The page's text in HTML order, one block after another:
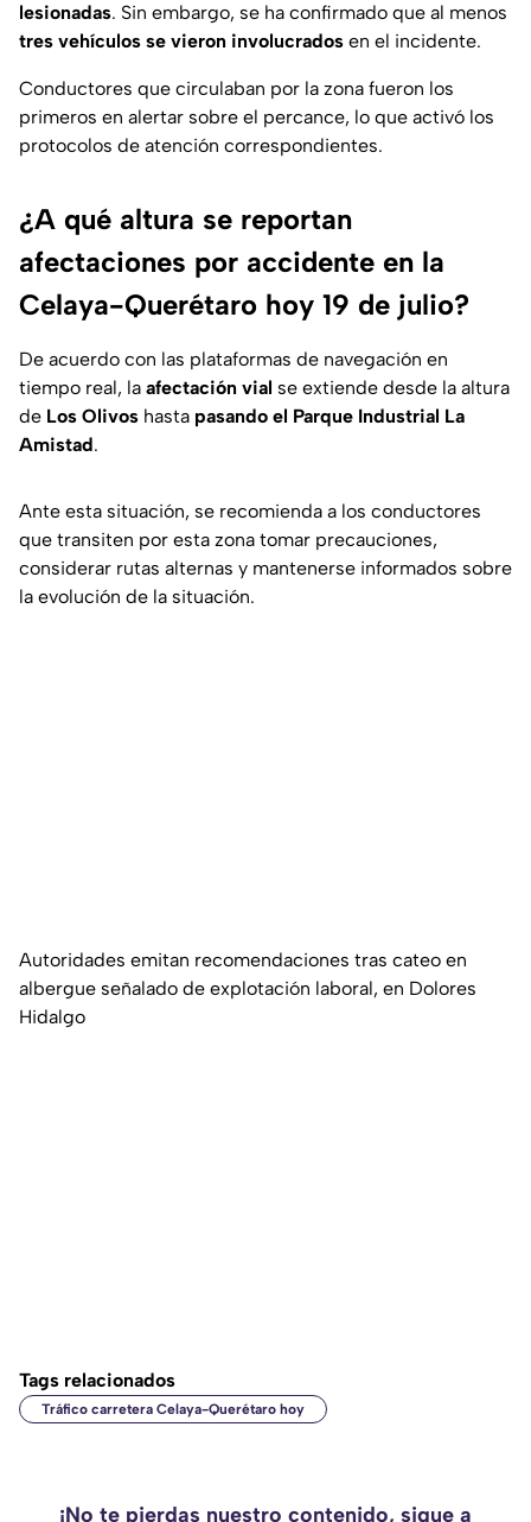
lesionadas. Sin embargo, se ha confirmado que al menos
tres vehículos se vieron involucrados en el incidente.
Conductores que circulaban por la zona fueron los
primeros en alertar sobre el percance, lo que activó los
protocolos de atención correspondientes.
¿A qué altura se reportan
afectaciones por accidente en la
Celaya-Querétaro hoy 19 de julio?
De acuerdo con las plataformas de navegación en
tiempo real, la afectación vial se extiende desde la altura
de Los Olivos hasta pasando el Parque Industrial La
Amistad.
Ante esta situación, se recomienda a los conductores
que transiten por esta zona tomar precauciones,
considerar rutas alternas y mantenerse informados sobre
la evolución de la situación.
Autoridades emitan recomendaciones tras cateo en
albergue señalado de explotación laboral, en Dolores
Hidalgo
Tags relacionados
Tráfico carretera Celaya-Querétaro hoy
¡No te pierdas nuestro contenido, sigue a